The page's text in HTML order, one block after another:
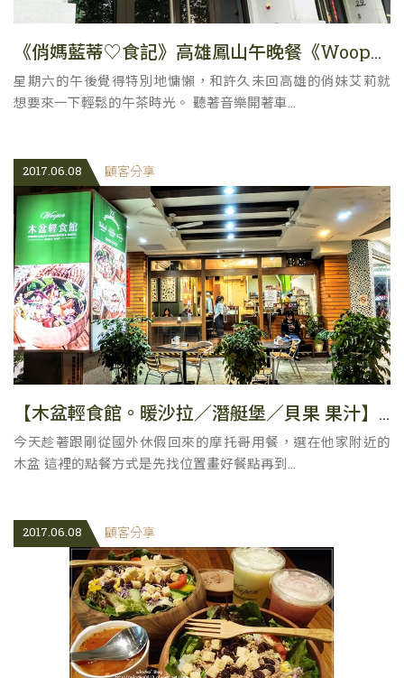
《俏媽藍蒂♡食記》高雄鳳山午晚餐《Woopen木盆輕食館》
星期六的午後覺得特別地慵懶，和許久未回高雄的俏妹艾莉就
想要來一下輕鬆的午茶時光。 聽著音樂開著車...
2017.06.08 顧客分享
【木盆輕食館。暖沙拉／潛艇堡／貝果 果汁】文化創始店
今天趁著跟剛從國外休假回來的摩托哥用餐，選在他家附近的
木盆 這裡的點餐方式是先找位置畫好餐點再到...
2017.06.08 顧客分享